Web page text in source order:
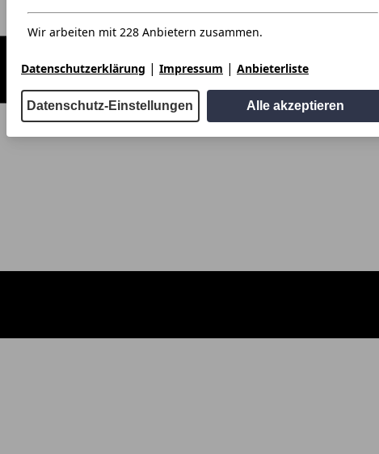
Wir arbeiten mit 228 Anbietern zusammen.
Datenschutzerklärung | Impressum | Anbieterliste
Datenschutz-Einstellungen Alle akzeptieren